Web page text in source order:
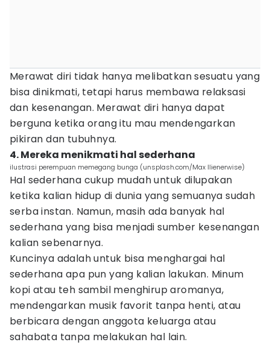
Merawat diri tidak hanya melibatkan sesuatu yang
bisa dinikmati, tetapi harus membawa relaksasi
dan kesenangan. Merawat diri hanya dapat
berguna ketika orang itu mau mendengarkan
pikiran dan tubuhnya.
4. Mereka menikmati hal sederhana
ilustrasi perempuan memegang bunga (unsplash.com/Max Ilienerwise)
Hal sederhana cukup mudah untuk dilupakan
ketika kalian hidup di dunia yang semuanya sudah
serba instan. Namun, masih ada banyak hal
sederhana yang bisa menjadi sumber kesenangan
kalian sebenarnya.
Kuncinya adalah untuk bisa menghargai hal
sederhana apa pun yang kalian lakukan. Minum
kopi atau teh sambil menghirup aromanya,
mendengarkan musik favorit tanpa henti, atau
berbicara dengan anggota keluarga atau
sahabata tanpa melakukan hal lain.